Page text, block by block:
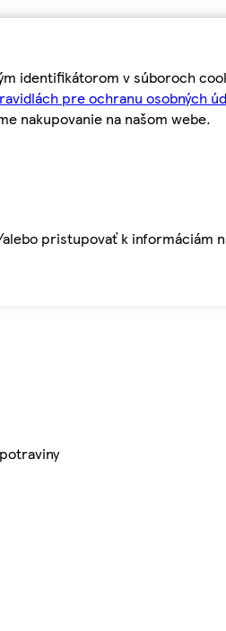
identifikátorom v súboroch
pre ochranu osobných
nakupovanie na našom webe.
pristupovať k informáciám